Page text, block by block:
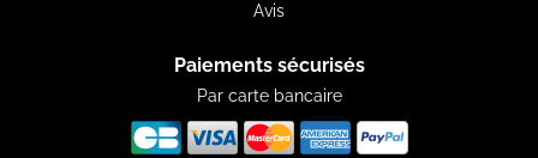
Avis
Paiements sécurisés
Par carte bancaire